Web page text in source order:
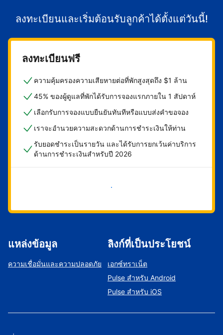
ลงทะเบียนและเริ่มต้อนรับลูกค้าได้ตั้งแต่วันนี้!
ลงทะเบียนฟรี
ความคุ้มครองความเสียหายต่อที่พักสูงสุดถึง $1 ล้าน
45% ของผู้ดูแลที่พักได้รับการจองแรกภายใน 1 สัปดาห์
เลือกรับการจองแบบยืนยันทันทีหรือแบบส่งคำขอจอง
เราจะอำนวยความสะดวกด้านการชำระเงินให้ท่าน
รับยอดชำระเป็นรายวัน และได้รับการยกเว้นค่าบริการ
ด้านการชำระเงินสำหรับปี 2026
เริ่มดำเนินการเลย
แหล่งข้อมูล
ความเชื่อมั่นและความปลอดภัย
ลิงก์ที่เป็นประโยชน์
เอกซ์ทราเน็ต
Pulse สำหรับ Android
Pulse สำหรับ iOS